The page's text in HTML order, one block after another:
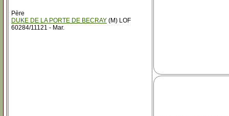
Père
DUKE DE LA PORTE DE BECRAY (M) LOF
60284/11121 - Mar.